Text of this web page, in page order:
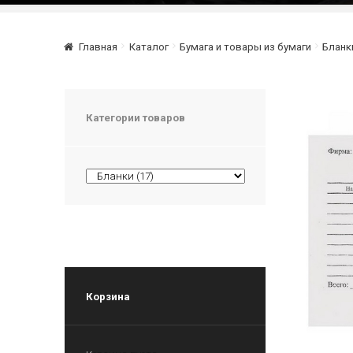
Главная Каталог Бумага и товары из бумаги
Категории товаров
Корзина